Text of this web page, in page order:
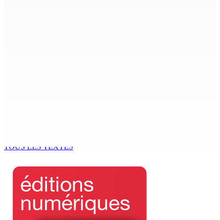
TOUS LES TEXTES